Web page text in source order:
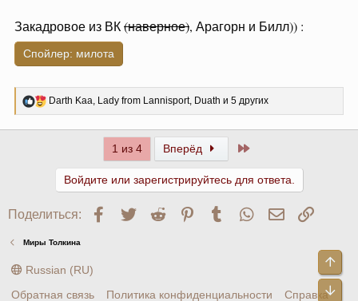
Закадровое из ВК(наверное), Арагорн и Билл)) :
Спойлер: милота
Р
е
Darth Kaa, Lady from Lannisport, Duath и 5 других
1 из 4 Вперёд Последний
Войдите или зарегистрируйтесь для ответа.
Поделиться: Facebook
Twitter Reddit PinterestTumblr WhatsApp
Миры Толкина
Russian (RU)
Обратная связь
Политика конфиденциальности Справка